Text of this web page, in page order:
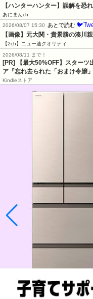
【ハンターハンター】誤解を恐
あにまんch
2026/08/07 15:30
あとで読む
【画像】元大関・貴景勝の湊川
【2ch】ニュー速クオリティ
2026/08/11 まで！
[PR] 【最大50%OFF】スターツ
ア『忘れ去られた「おまけ令嬢
Kindleストア